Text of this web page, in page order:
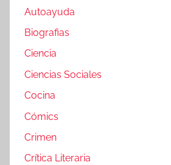
Autoayuda
Biografias
Ciencia
Ciencias Sociales
Cocina
Cómics
Crimen
Crítica Literaria